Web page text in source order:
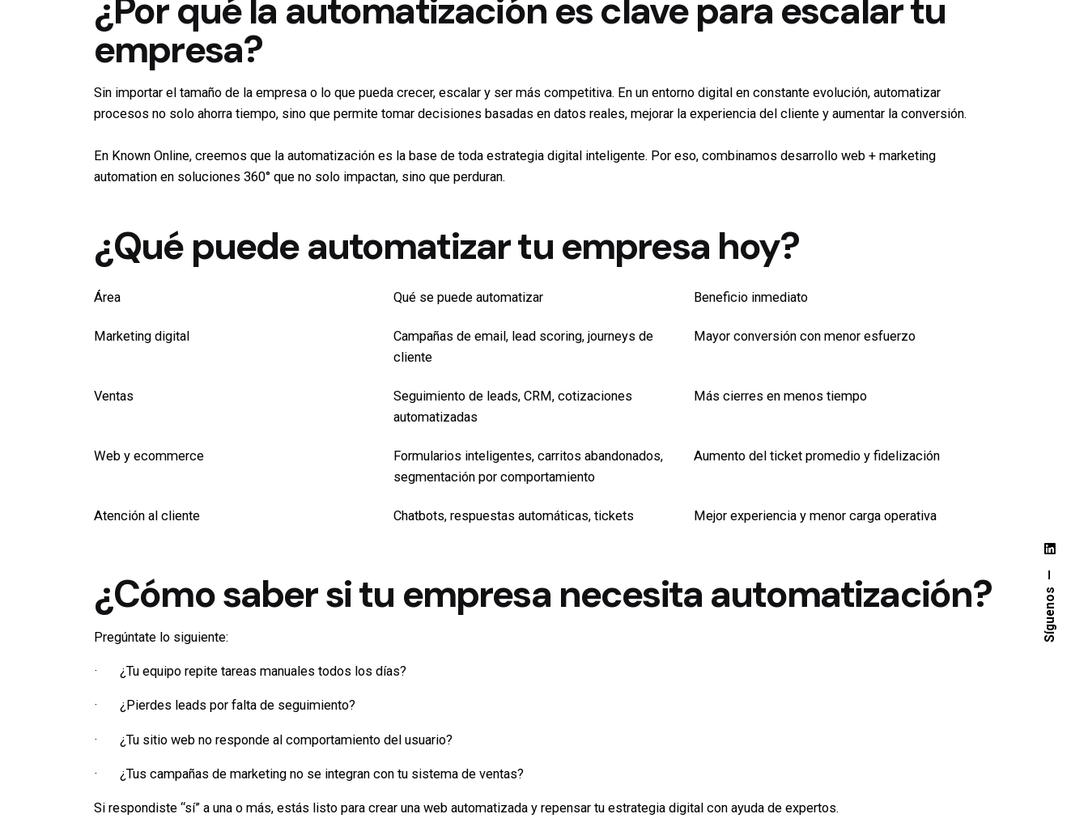
Síguenos
¿Por qué la automatización es clave para escalar tu
empresa?
Sin importar el tamaño de la empresa o lo que pueda crecer, escalar y ser más competitiva. En un entorno digital en constante evolución, automatizar
procesos no solo ahorra tiempo, sino que permite tomar decisiones basadas en datos reales, mejorar la experiencia del cliente y aumentar la conversión.
En Known Online, creemos que la automatización es la base de toda estrategia digital inteligente. Por eso, combinamos desarrollo web + marketing
automation en soluciones 360° que no solo impactan, sino que perduran.
¿Qué puede automatizar tu empresa hoy?
Área Qué se puede automatizar Beneficio inmediato
Marketing digital
Campañas de email, lead scoring, journeys de
cliente
Mayor conversión con menor esfuerzo
Ventas
Seguimiento de leads, CRM, cotizaciones
automatizadas
Más cierres en menos tiempo
Web y ecommerce
Formularios inteligentes, carritos abandonados,
segmentación por comportamiento
Aumento del ticket promedio y fidelización
Atención al cliente Chatbots, respuestas automáticas, tickets Mejor experiencia y menor carga operativa
¿Cómo saber si tu empresa necesita automatización?
Pregúntate lo siguiente:
· ¿Tu equipo repite tareas manuales todos los días?
· ¿Pierdes leads por falta de seguimiento?
· ¿Tu sitio web no responde al comportamiento del usuario?
· ¿Tus campañas de marketing no se integran con tu sistema de ventas?
Si respondiste “sí” a una o más, estás listo para crear una web automatizada y repensar tu estrategia digital con ayuda de expertos.